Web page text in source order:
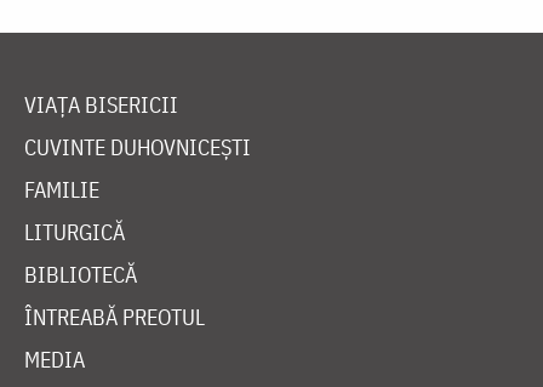
VIAȚA BISERICII
CUVINTE DUHOVNICEȘTI
FAMILIE
LITURGICĂ
BIBLIOTECĂ
ÎNTREABĂ PREOTUL
MEDIA